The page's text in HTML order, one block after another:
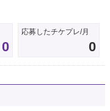
0
応募したチケプレ/月
0